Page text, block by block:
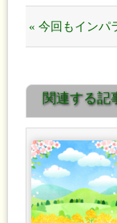
« 今回もインパ
です。
関連する記